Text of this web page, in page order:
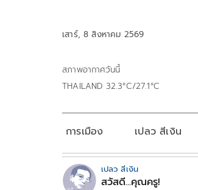
เสาร์, 8 สิงหาคม 2569
สภาพอากาศวันนี้
THAILAND 32.3°C/27.1°C
การเมือง เปลว สีเงิน
เปลว สีเงิน
สวัสดี...คุณครู!